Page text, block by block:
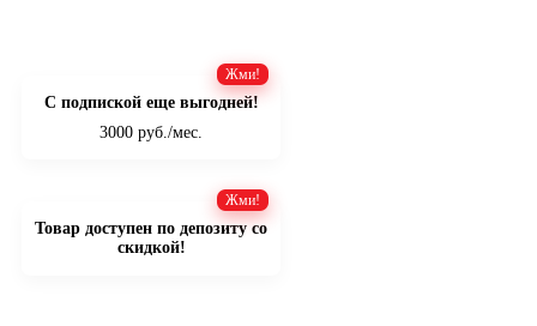
С подпиской еще выгодней!
3000 руб./мес.
Товар доступен по депозиту со
скидкой!